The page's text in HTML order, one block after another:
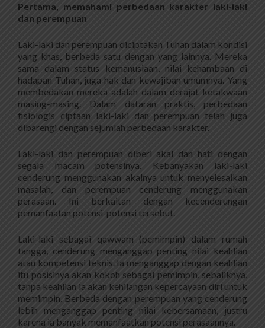
Pertama, memahami perbedaan karakter laki-laki
dan perempuan
Laki-laki dan perempuan diciptakan Tuhan dalam kondisi
yang khas, berbeda satu dengan yang lainnya. Mereka
sama dalam status kemanusiaan, nilai kehambaan di
hadapan Tuhan, juga hak dan kewajiban umumnya. Yang
membedakan mereka adalah dalam derajat ketakwaan
masing-masing. Dalam dataran praktis, perbedaan
fisiologis ciptaan laki-laki dan perempuan telah juga
dibarengi dengan sejumlah perbedaan karakter.
Laki-laki dan perempuan diberi akal dan hati dengan
segala macam potensinya. Kebanyakan laki-laki
cenderung menggunakan akalnya untuk menyelesaikan
masalah, dan perempuan cenderung menggunakan
perasaan. Ini berkaitan dengan kecenderungan
pemanfaatan potensi-potensi tersebut.
Laki-laki sebagai qawwam (pemimpin) dalam rumah
tangga, cenderung menganggap penting nilai keahlian
atau kompetensi teknis. Ia menganggap dengan keahlian
itu posisinya akan kokoh sebagai pemimpin, sebaliknya,
tanpa keahlian ia akan kehilangan kepercayaan diri untuk
memimpin. Berbeda dengan perempuan yang cenderung
lebih menganggap penting nilai kebersamaan, justru
karena ia banyak memanfaatkan potensi perasaannya.